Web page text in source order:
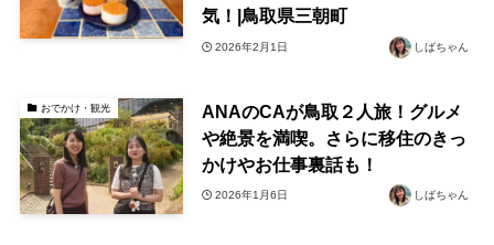
気！|鳥取県三朝町
2026年2月1日 しばちゃん
おでかけ・観光
ANAのCAが鳥取２人旅！グルメ
や絶景を満喫。さらに移住のきっ
かけやお仕事裏話も！
2026年1月6日 しばちゃん